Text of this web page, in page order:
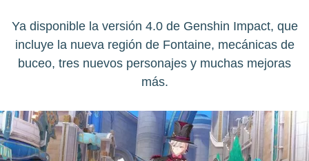
Ya disponible la versión 4.0 de Genshin Impact, que
incluye la nueva región de Fontaine, mecánicas de
buceo, tres nuevos personajes y muchas mejoras
más.